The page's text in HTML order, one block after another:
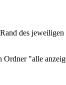
des jeweiligen
"alle